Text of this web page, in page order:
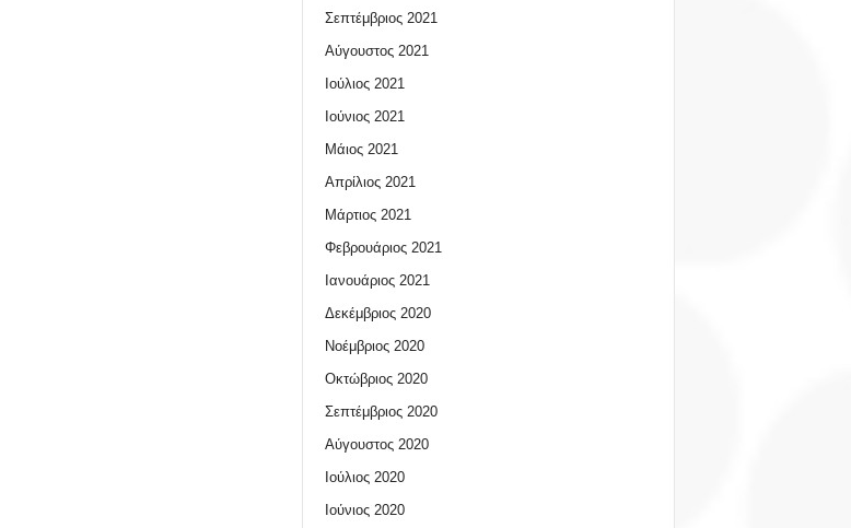
Σεπτέμβριος 2021
Αύγουστος 2021
Ιούλιος 2021
Ιούνιος 2021
Μάιος 2021
Απρίλιος 2021
Μάρτιος 2021
Φεβρουάριος 2021
Ιανουάριος 2021
Δεκέμβριος 2020
Νοέμβριος 2020
Οκτώβριος 2020
Σεπτέμβριος 2020
Αύγουστος 2020
Ιούλιος 2020
Ιούνιος 2020